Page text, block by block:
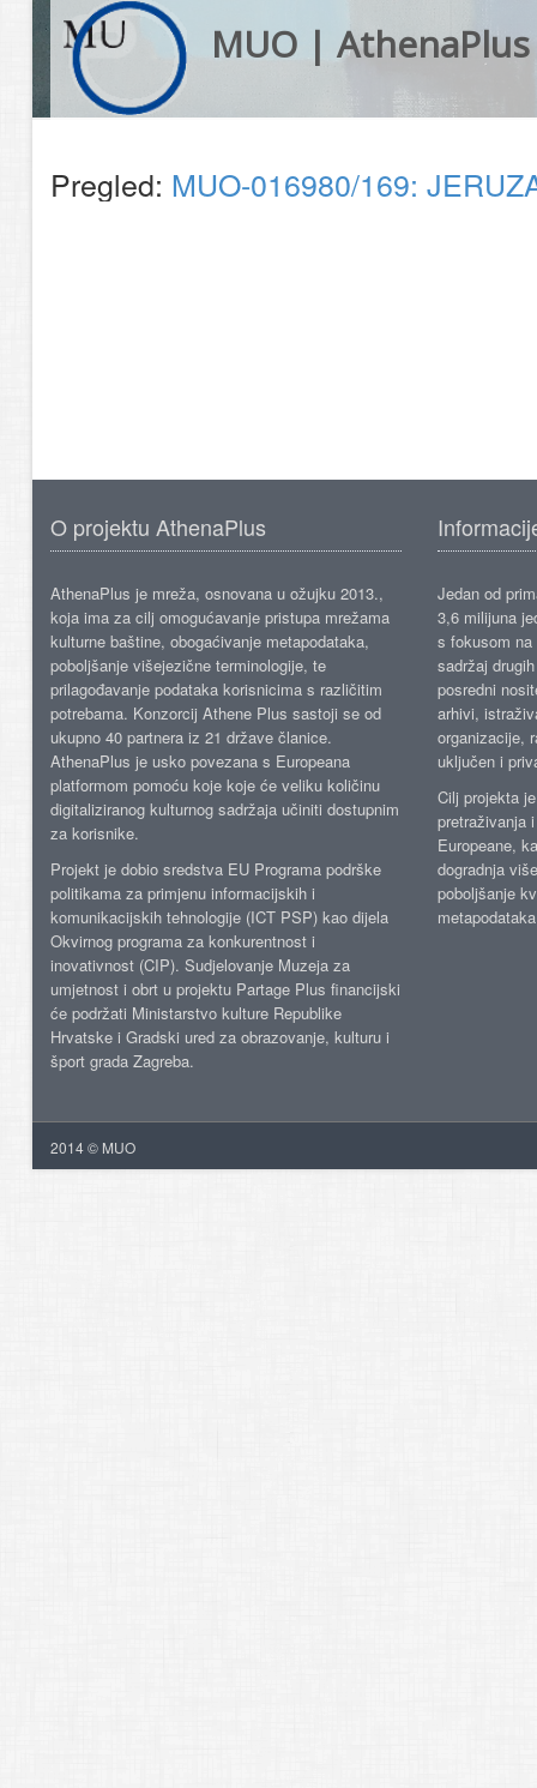
MUO | AthenaPlus
Pregled: MUO-016980/169:
O projektu AthenaPlus
AthenaPlus je mreža, osnovana u ožujku 2013.,
koja ima za cilj omogućavanje pristupa mrežama
kulturne baštine, obogaćivanje metapodataka,
poboljšanje višejezične terminologije, te
prilagođavanje podataka korisnicima s različitim
potrebama. Konzorcij Athene Plus sastoji se od
ukupno 40 partnera iz 21 države članice.
AthenaPlus je usko povezana s Europeana
platformom pomoću koje koje će veliku količinu
digitaliziranog kulturnog sadržaja učiniti dostupnim
za korisnike.
Projekt je dobio sredstva EU Programa podrške
politikama za primjenu informacijskih i
komunikacijskih tehnologije (ICT PSP) kao dijela
Okvirnog programa za konkurentnost i
inovativnost (CIP). Sudjelovanje Muzeja za
umjetnost i obrt u projektu Partage Plus financijski
će podržati Ministarstvo kulture Republike
Hrvatske i Gradski ured za obrazovanje, kulturu i
šport grada Zagreba.
Jedan od
3,6 milijuna
s fokusom
sadržaj
posredni
arhivi,
organizacije,
uključen i
Cilj projekta
pretraživanja
Europeane,
dogradnja
poboljšanje
2014 © MUO